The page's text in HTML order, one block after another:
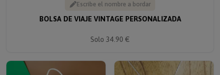
Escribe el nombre a bordar
BOLSA DE VIAJE VINTAGE PERSONALIZADA
Solo 34.90 €